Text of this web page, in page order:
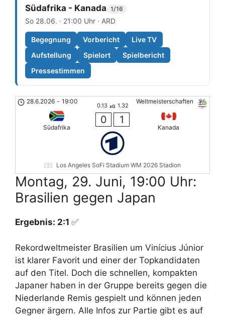
Südafrika - Kanada 1/16
So 28.06. · 21:00 Uhr · ARD
Begegnung Vorbericht
Live TV
Aufstellung
Spielort
Spielbericht
Pressestimmen
Weltmeisterschaften
28.6.2026 - 19:00
Südafrika
0.13 xG 1.32
0 1
Kanada
Los Angeles SoFi Stadium WM 2026 Stadion
Montag, 29. Juni, 19:00 Uhr:
Brasilien gegen Japan
Ergebnis: 2:1 ✅
Rekordweltmeister Brasilien um Vinícius Júnior
ist klarer Favorit und einer der Topkandidaten
auf den Titel. Doch die schnellen, kompakten
Japaner haben in der Gruppe bereits gegen die
Niederlande Remis gespielt und können jeden
Gegner ärgern. Alle Infos zur Partie gibt es auf